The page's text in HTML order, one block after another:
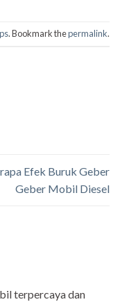
terpercaya dan
. Bookmark thepermalink.
Efek Buruk Geber
Geber Mobil Diesel